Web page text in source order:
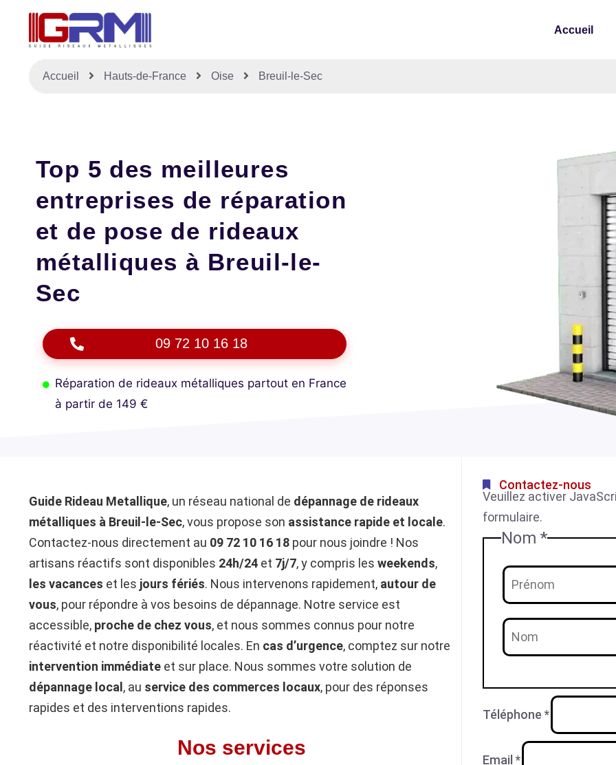
Accueil
Accueil Hauts-de-France Oise Breuil-le-Sec
Top 5 des meilleures
entreprises de réparation
et de pose de rideaux
métalliques à Breuil-le-
Sec
09 72 10 16 18
Réparation de rideaux métalliques partout en France
à partir de 149 €
Guide Rideau Metallique, un réseau national de dépannage de rideaux
métalliques à Breuil-le-Sec, vous propose son assistance rapide et locale.
Contactez-nous directement au 09 72 10 16 18 pour nous joindre ! Nos
artisans réactifs sont disponibles 24h/24 et 7j/7, y compris les weekends,
les vacances et les jours fériés. Nous intervenons rapidement, autour de
vous, pour répondre à vos besoins de dépannage. Notre service est
accessible, proche de chez vous, et nous sommes connus pour notre
réactivité et notre disponibilité locales. En cas d’urgence, comptez sur notre
intervention immédiate et sur place. Nous sommes votre solution de
dépannage local, au service des commerces locaux, pour des réponses
rapides et des interventions rapides.
Nos services
Contactez-nous
Veuillez activer
formulaire.
Nom *
Téléphone *
Email *